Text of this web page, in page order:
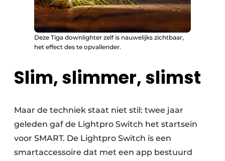
Deze Tiga downlighter zelf is nauwelijks zichtbaar,
het effect des te opvallender.
Slim, slimmer, slimst
Maar de techniek staat niet stil: twee jaar
geleden gaf de Lightpro Switch het startsein
voor SMART. De Lightpro Switch is een
smartaccessoire dat met een app bestuurd